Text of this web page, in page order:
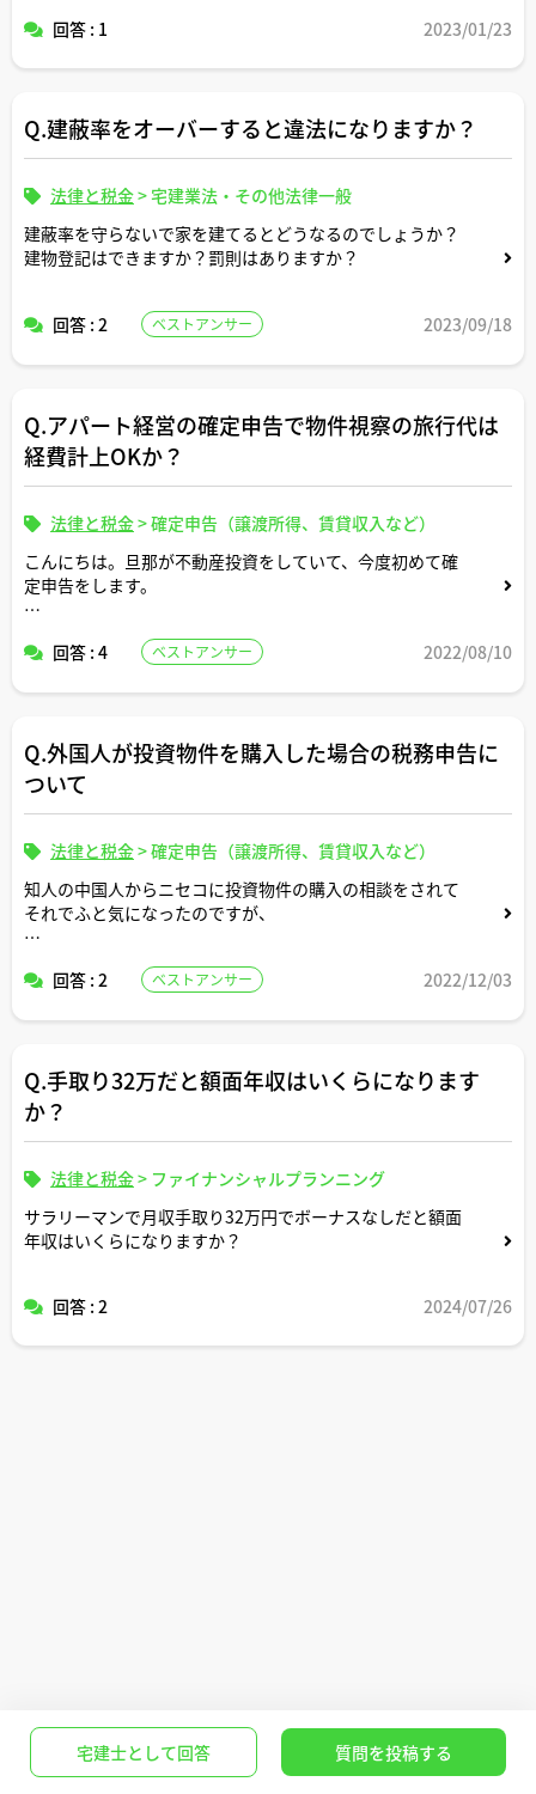
賃貸契約にはそもそも種類がなく媒介のみになるのは正し
回答 : 1 2023/01/23
Q.建蔽率をオーバーすると違法になりますか？
法律と税金>宅建業法・その他法律一般
建蔽率を守らないで家を建てるとどうなるのでしょうか？
建物登記はできますか？罰則はありますか？
回答 : 2 ベストアンサー 2023/09/18
Q.アパート経営の確定申告で物件視察の旅行代は
経費計上OKか？
法律と税金>確定申告（譲渡所得、賃貸収入など）
こんにちは。旦那が不動産投資をしていて、今度初めて確
定申告をします。
ゾートホテルの宿泊費は経費処理認められますか？?
私は認められると思っていたのですが、知り合いが「無理
きたく投稿しました。
よろしくお願いしますmm
回答 : 4 ベストアンサー 2022/08/10
Q.外国人が投資物件を購入した場合の税務申告に
ついて
法律と税金>確定申告（譲渡所得、賃貸収入など）
知人の中国人からニセコに投資物件の購入の相談をされて
それでふと気になったのですが、
本での確定申告が必要になるケースというのはあるのでし
回答 : 2 ベストアンサー 2022/12/03
Q.手取り32万だと額面年収はいくらになります
か？
法律と税金> ファイナンシャルプランニング
サラリーマンで月収手取り32万円でボーナスなしだと額面
年収はいくらになりますか？
回答 : 2 2024/07/26
宅建士として回答 質問を投稿する